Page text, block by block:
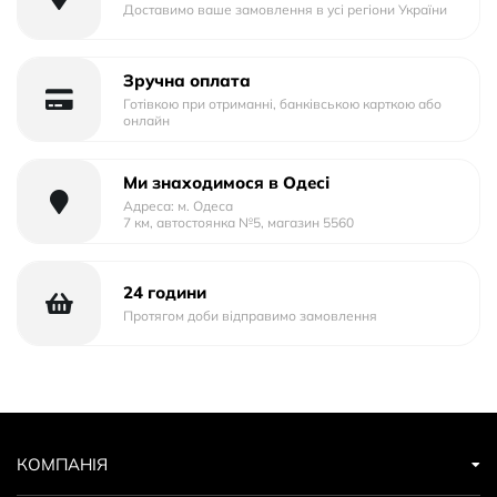
Доставимо ваше замовлення в усі регіони України
Зручна оплата
Готівкою при отриманні, банківською карткою або
онлайн
Ми знаходимося в Одесі
Адреса: м. Одеса
7 км, автостоянка №5, магазин 5560
24 години
Протягом доби відправимо замовлення
КОМПАНІЯ